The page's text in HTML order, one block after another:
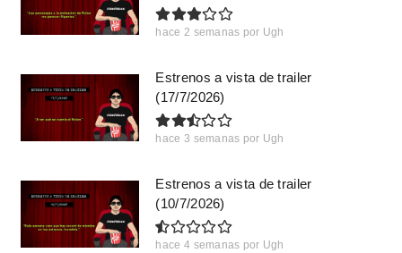
hace 2 semanas por Ugh
Estrenos a vista de trailer
(17/7/2026)
hace 3 semanas por Ugh
Estrenos a vista de trailer
(10/7/2026)
hace 4 semanas por Ugh